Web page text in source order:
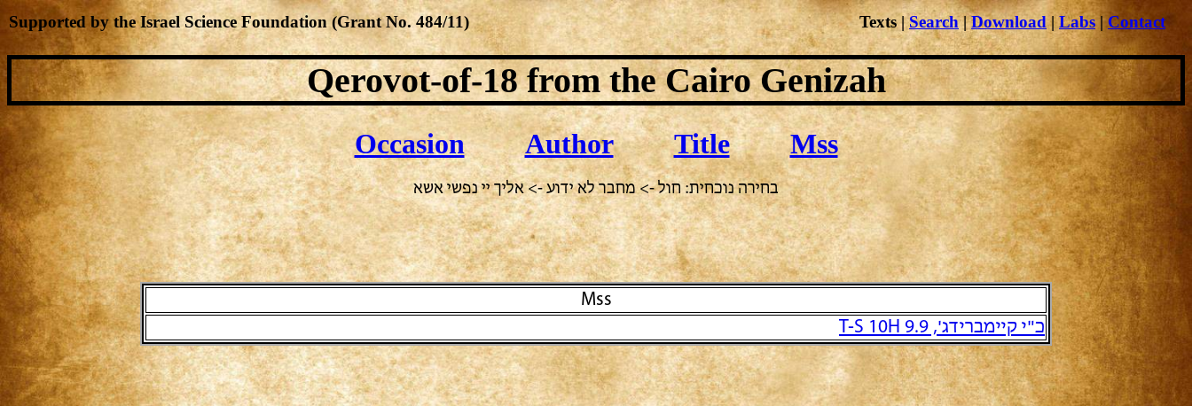
Qerovot-of-18from the Cairo Genizah
Occasion Author Title Mss
בחירה נוכחית: חול -> מחבר לא ידוע -> אליך יי נפשי אשא
Mss
כ"י קיימברידג', T-S 10H 9.9
Texts|Search|Download|Labs | Contact
Supported by the Israel Science Foundation (Grant No. 484/11)